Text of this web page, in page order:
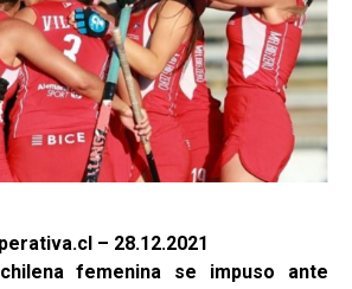
– 28.12.2021
femenina se impuso ante